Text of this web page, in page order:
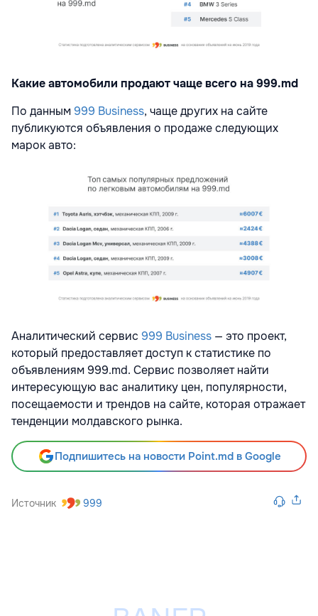
Какие автомобили продают чаще всего на 999.md
По данным999 Business, чаще других на сайте
публикуются объявления о продаже следующих
марок авто:
Аналитический сервис 999 Business — это проект,
который предоставляет доступ к статистике по
объявлениям 999.md. Сервис позволяет найти
интересующую вас аналитику цен, популярности,
посещаемости и трендов на сайте, которая отражает
тенденции молдавского рынка.
Подпишитесь на новости Point.md в Google
Источник 999